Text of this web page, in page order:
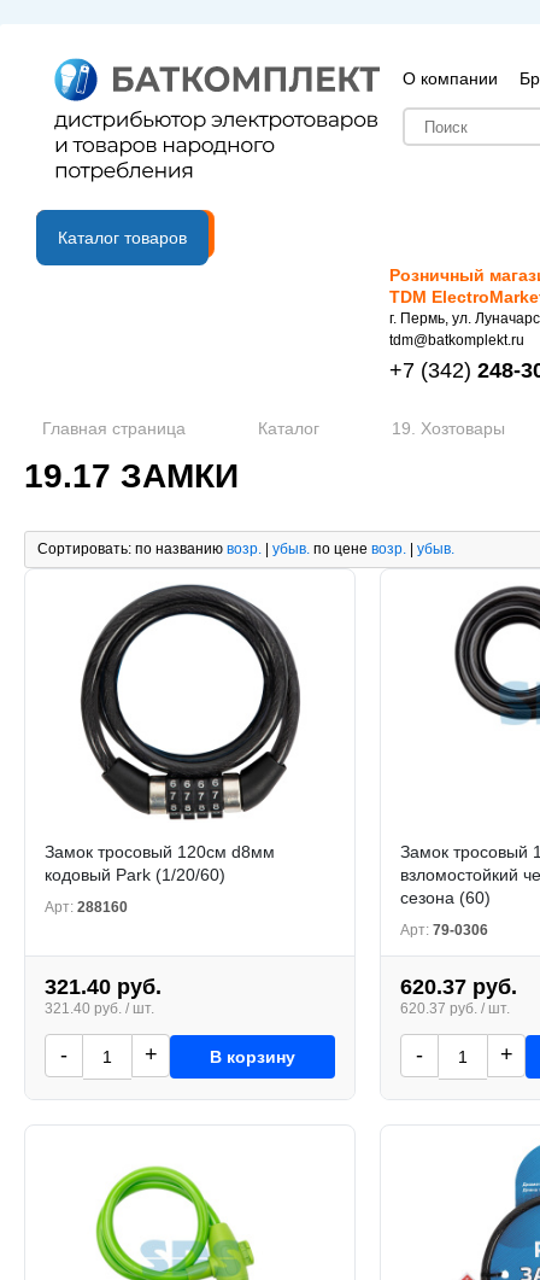
О компании
B2B портал
Каталог товаров
Розничный
TDM
г. Пермь, ул.
tdm@batkomplekt.ru
+7 (342) 248-
Главная страница Каталог 19. Хозтовары
19.17 ЗАМКИ
Сортировать: по названию возр. | убыв. по цене возр. | убыв.
Замок тросовый 120см d8мм
кодовый Park (1/20/60)
Арт: 288160
321.40 руб.
321.40 руб. / шт.
- + В корзину
Замок тросовый
взломостойкий
сезона (60)
Арт: 79-0306
620.37 руб.
620.37 руб. / шт.
- +